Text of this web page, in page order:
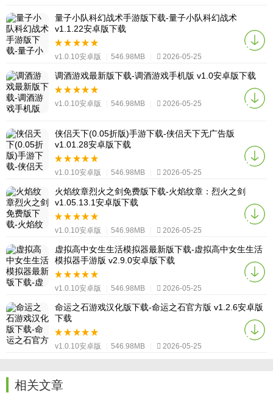
量子小队科幻战术手游版下载-量子小队科幻战术
v1.1.22安卓版下载
v1.0.10安卓版 546.98MB 2026-05-25
调酒游戏最新版下载-调酒游戏手机版 v1.0安卓版下载
v1.0.10安卓版 546.98MB 2026-05-25
侠侣天下(0.05折版)手游下载-侠侣天下无广告版
v1.01.28安卓版下载
v1.0.10安卓版 546.98MB 2026-05-25
火焰纹章烈火之剑免费版下载-火焰纹章：烈火之剑
v1.05.13.1安卓版下载
v1.0.10安卓版 546.98MB 2026-05-25
虚拟高中女生生活模拟器最新版下载-虚拟高中女生生活
模拟器手游版 v2.9.0安卓版下载
v1.0.10安卓版 546.98MB 2026-05-25
命运之石游戏汉化版下载-命运之石官方版 v1.2.6安卓版
下载
v1.0.10安卓版 546.98MB 2026-05-25
相关文章